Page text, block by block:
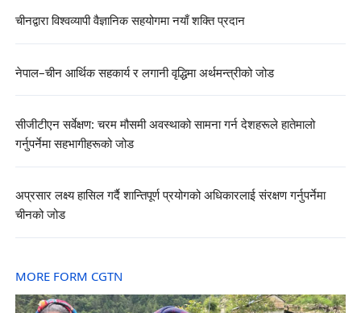
चीनद्वारा विश्वव्यापी वैज्ञानिक सहयोगमा नयाँ शक्ति प्रदान
नेपाल–चीन आर्थिक सहकार्य र लगानी वृद्धिमा अर्थमन्त्रीको जोड
सीजीटीएन सर्वेक्षण: चरम मौसमी अवस्थाको सामना गर्न देशहरूले हातेमालो
गर्नुपर्नेमा सहभागीहरूको जोड
अप्रसार लक्ष्य हासिल गर्दै शान्तिपूर्ण प्रयोगको अधिकारलाई संरक्षण गर्नुपर्नेमा
चीनको जोड
MORE FORM CGTN